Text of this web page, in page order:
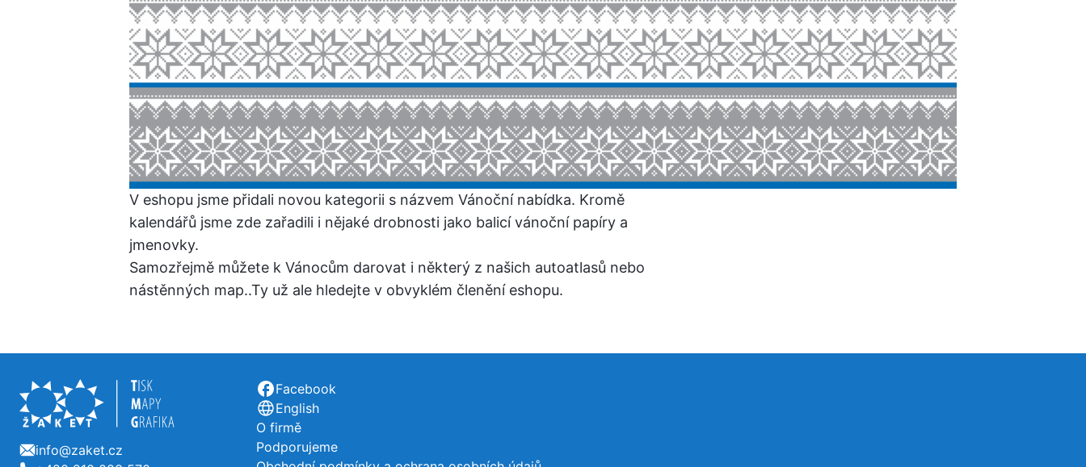
V eshopu jsme přidali novou kategorii s názvem Vánoční nabídka. Kromě
kalendářů jsme zde zařadili i nějaké drobnosti jako balicí vánoční papíry a
jmenovky.
Samozřejmě můžete k Vánocům darovat i některý z našich autoatlasů nebo
nástěnných map..Ty už ale hledejte v obvyklém členění eshopu.
E-mail
info@zaket.cz
Užitečné odkazy, o firmě
Facebook
English
O firmě
Podporujeme